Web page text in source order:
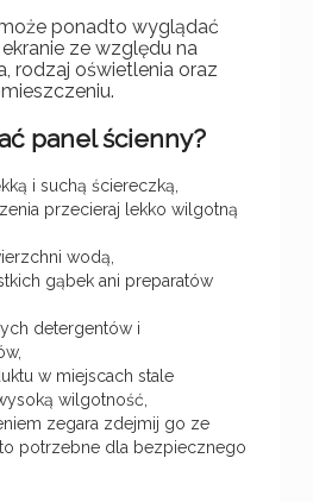
ponadto wyglądać
ze względu na
rodzaj oświetlenia oraz
panel ścienny?
i suchą ściereczką,
przecieraj lekko wilgotną
wodą,
gąbek ani preparatów
detergentów i
w miejscach stale
wilgotność,
zegara zdejmij go ze
potrzebne dla bezpiecznego